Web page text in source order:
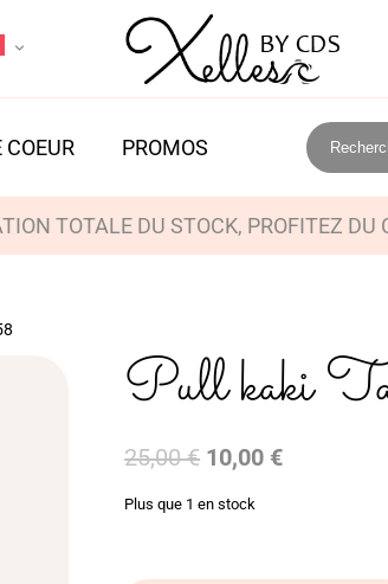
COEUR PROMOS
TOTALE DU STOCK, PROFITEZ DU
Pull kaki
25,00€ Le
initial
10,00 €Le
Plus que 1 en stock